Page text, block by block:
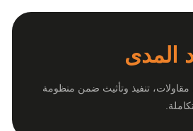
المدى
تنفيذ وتأثيث ضمن منظومة